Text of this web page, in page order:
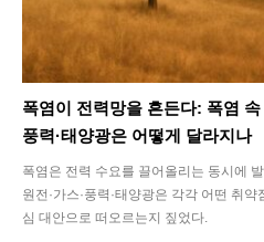
폭염이 전력망을 흔든다: 폭염
풍력·태양광은 어떻게 달라지나
폭염은 전력 수요를 끌어올리는 동시에
원전·가스·풍력·태양광은 각각 어떤 취
심 대안으로 떠오르는지 짚었다.